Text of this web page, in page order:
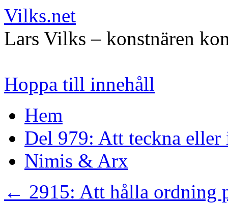
Vilks.net
Lars Vilks – konstnären
Hoppa till innehåll
Hem
Del 979: Att teckna eller
Nimis & Arx
← 2915: Att hålla ordning